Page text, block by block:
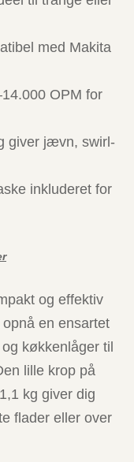
med Makita
OPM for
giver jævn, swirl-
inkluderet for
og effektiv
en ensartet
køkkenlåger til
lille krop på
kg giver dig
flader eller over